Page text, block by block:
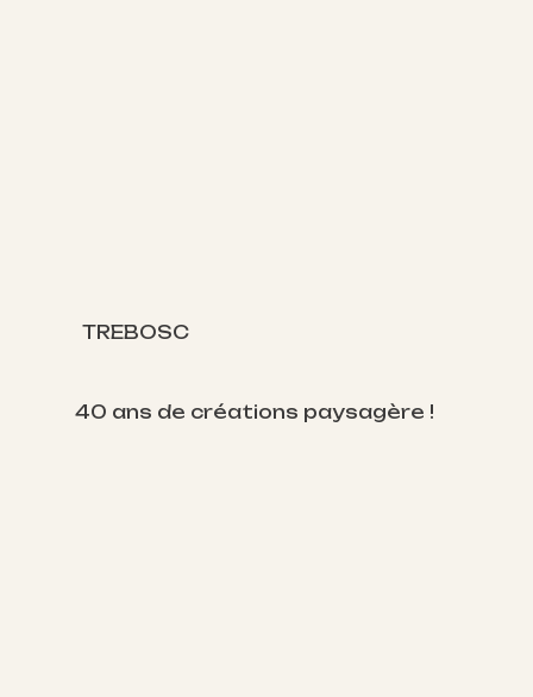
TREBOSC
40 ans de créations paysagère !